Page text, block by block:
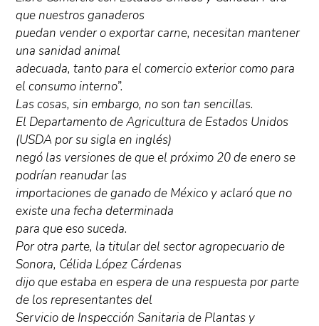
que nuestros ganaderos
puedan vender o exportar carne, necesitan mantener
una sanidad animal
adecuada, tanto para el comercio exterior como para
el consumo interno”.
Las cosas, sin embargo, no son tan sencillas.
El Departamento de Agricultura de Estados Unidos
(USDA por su sigla en inglés)
negó las versiones de que el próximo 20 de enero se
podrían reanudar las
importaciones de ganado de México y aclaró que no
existe una fecha determinada
para que eso suceda.
Por otra parte, la titular del sector agropecuario de
Sonora, Célida López Cárdenas
dijo que estaba en espera de una respuesta por parte
de los representantes del
Servicio de Inspección Sanitaria de Plantas y